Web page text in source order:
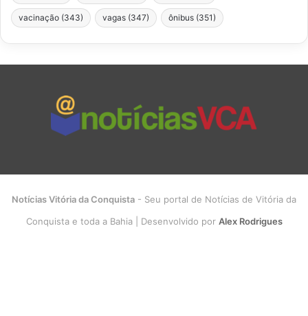
vacinação (343) vagas (347) ônibus (351)
Notícias Vitória da Conquista - Seu portal de Notícias de Vitória da
Conquista e toda a Bahia | Desenvolvido por Alex Rodrigues